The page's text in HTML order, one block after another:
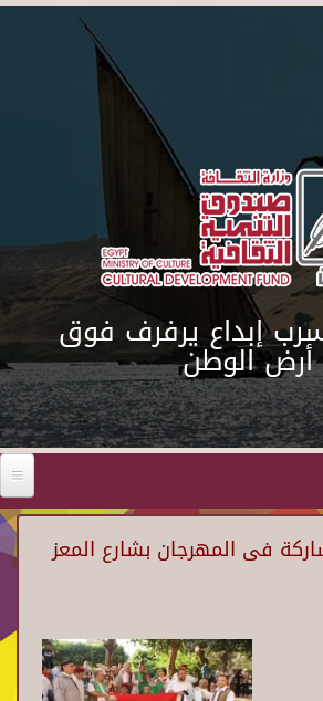
Skip to main content
إبداع يرفرف فوق
أرض الوطن
فى المهرجان بشارع المعز